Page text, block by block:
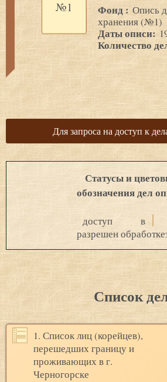
№1
Фонд : Опись
хранения (№1)
Даты описи:
Количество
Для запроса на доступ к
Статусы и
обозначения дел
доступ
разрешен
в
обработке
Список
1. Список лиц (корейцев),
перешедших границу и
проживающих в г.
Черногорске